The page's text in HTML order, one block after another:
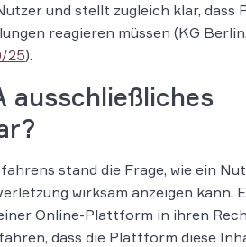
und stellt zugleich klar, dass
reagieren müssen (KG
25).
ausschließliches
stand die Frage, wie ein
wirksam anzeigen kann.
Online-Plattform in ihren
dass die Plattform diese